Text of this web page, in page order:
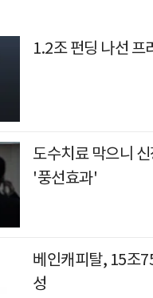
1.2조 펀딩 나선 프
도수치료 막으니
'풍선효과'
베인캐피탈, 15조
성